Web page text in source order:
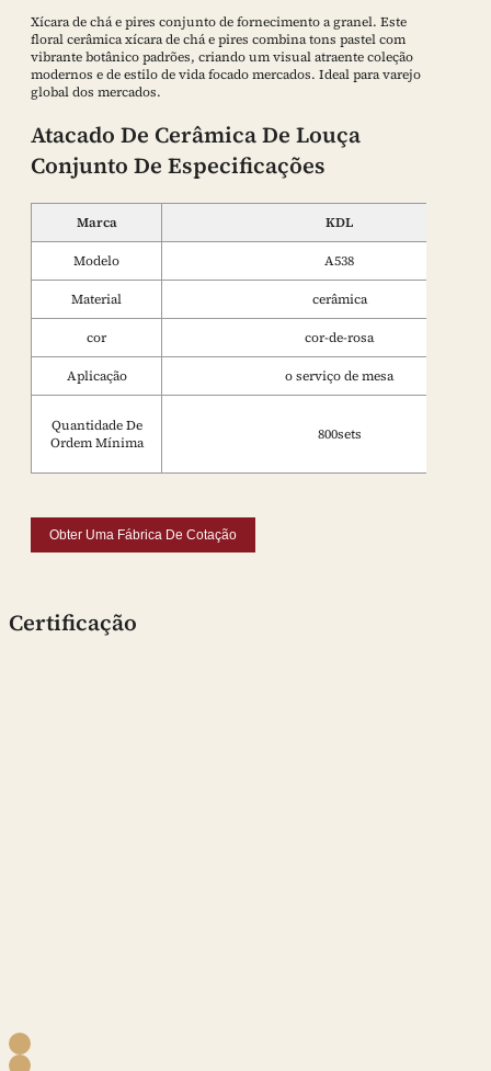
Xícara de chá e pires conjunto de fornecimento a granel. Este
floral cerâmica xícara de chá e pires combina tons pastel com
vibrante botânico padrões, criando um visual atraente coleção
modernos e de estilo de vida focado mercados. Ideal para varejo
global dos mercados.
Atacado De Cerâmica De Louça
Conjunto De Especificações
Marca KDL
Modelo A538
Material cerâmica
cor cor-de-rosa
Aplicação o serviço de mesa
Quantidade De
Ordem Mínima
800sets
Obter Uma Fábrica De Cotação
Certificação